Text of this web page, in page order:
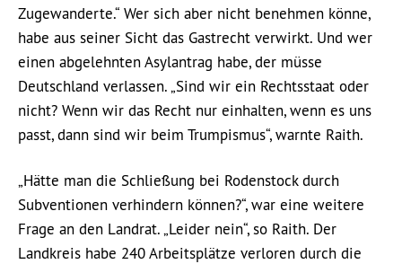
Zugewanderte.“ Wer sich aber nicht benehmen könne,
habe aus seiner Sicht das Gastrecht verwirkt. Und wer
einen abgelehnten Asylantrag habe, der müsse
Deutschland verlassen. „Sind wir ein Rechtsstaat oder
nicht? Wenn wir das Recht nur einhalten, wenn es uns
passt, dann sind wir beim Trumpismus“, warnte Raith.
„Hätte man die Schließung bei Rodenstock durch
Subventionen verhindern können?“, war eine weitere
Frage an den Landrat. „Leider nein“, so Raith. Der
Landkreis habe 240 Arbeitsplätze verloren durch die